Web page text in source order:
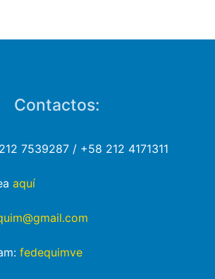
Contactos:
7539287 / +58 212 4171311
aquí
fedequimve